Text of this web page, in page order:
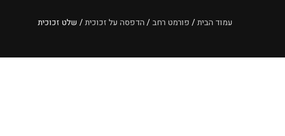
עמוד הבית / פורמט רחב / הדפסה על זכוכית / שלט זכוכית